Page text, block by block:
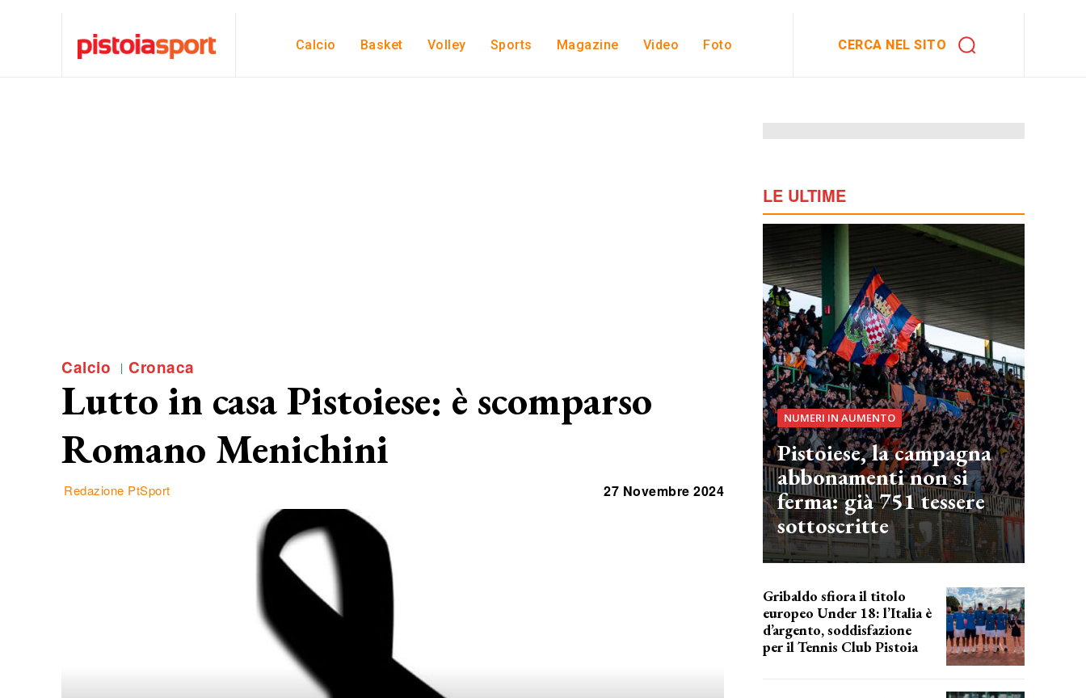
Calcio Basket Volley Sports Magazine Video Foto CERCA NEL SITO
Calcio Cronaca
Lutto in casa Pistoiese: è scomparso
Romano Menichini
Redazione PtSport 27 Novembre 2024
LE ULTIME
NUMERI IN AUMENTO
Pistoiese, la campagna
abbonamenti non si
ferma: già 751 tessere
sottoscritte
Gribaldo sfiora il titolo
europeo Under 18: l’Italia è
d’argento, soddisfazione
per il Tennis Club Pistoia